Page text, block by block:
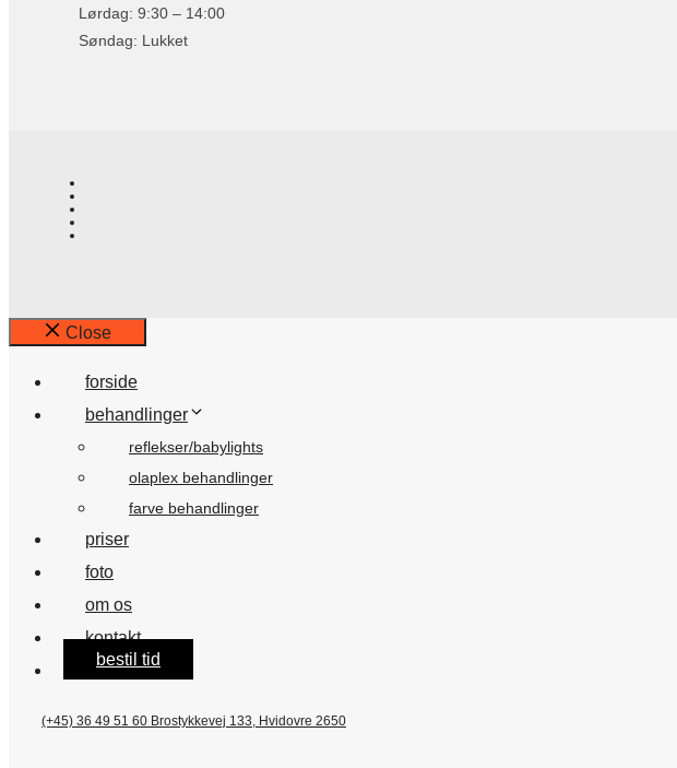
Lørdag: 9:30 – 14:00
Søndag: Lukket
Close
forside
behandlinger
reflekser/babylights
olaplex behandlinger
farve behandlinger
priser
foto
om os
kontakt
bestil tid
(+45) 36 49 51 60 Brostykkevej 133, Hvidovre 2650